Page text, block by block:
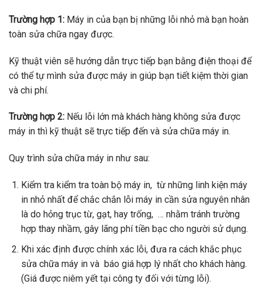
Trường hợp 1: Máy in của bạn bị những lỗi nhỏ mà bạn hoàn
toàn sửa chữa ngay được.
Kỹ thuật viên sẽ hướng dẫn trực tiếp bạn bằng điện thoại để
có thể tự mình sửa được máy in giúp bạn tiết kiệm thời gian
và chi phí.
Trường hợp 2: Nếu lỗi lớn mà khách hàng không sửa được
máy in thì kỹ thuật sẽ trực tiếp đến và sửa chữa máy in.
Quy trình sửa chữa máy in như sau:
Kiểm tra kiểm tra toàn bộ máy in, từ những linh kiện máy
in nhỏ nhất để chắc chắn lỗi máy in cần sửa nguyên nhân
là do hỏng trục từ, gạt, hay trống, … nhằm tránh trường
hợp thay nhầm, gây lãng phí tiền bạc cho người sử dụng.
Khi xác định được chính xác lỗi, đưa ra cách khắc phục
sửa chữa máy in và báo giá hợp lý nhất cho khách hàng.
(Giá được niêm yết tại công ty đối với từng lỗi).